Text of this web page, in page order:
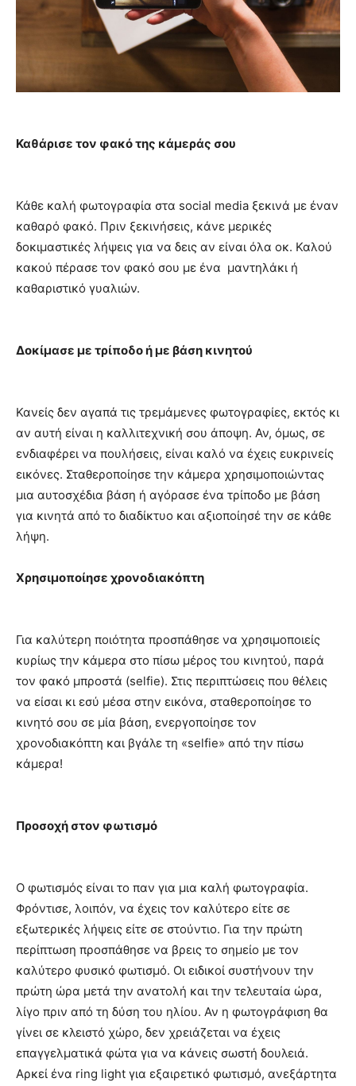
Καθάρισε τον φακό της κάμεράς σου
Κάθε καλή φωτογραφία στα social media ξεκινά με έναν
καθαρό φακό. Πριν ξεκινήσεις, κάνε μερικές
δοκιμαστικές λήψεις για να δεις αν είναι όλα οκ. Καλού
κακού πέρασε τον φακό σου με ένα μαντηλάκι ή
καθαριστικό γυαλιών.
Δοκίμασε με τρίποδο ή με βάση κινητού
Κανείς δεν αγαπά τις τρεμάμενες φωτογραφίες, εκτός κι
αν αυτή είναι η καλλιτεχνική σου άποψη. Αν, όμως, σε
ενδιαφέρει να πουλήσεις, είναι καλό να έχεις ευκρινείς
εικόνες. Σταθεροποίησε την κάμερα χρησιμοποιώντας
μια αυτοσχέδια βάση ή αγόρασε ένα τρίποδο με βάση
για κινητά από το διαδίκτυο και αξιοποίησέ την σε κάθε
λήψη.
Χρησιμοποίησε χρονοδιακόπτη
Για καλύτερη ποιότητα προσπάθησε να χρησιμοποιείς
κυρίως την κάμερα στο πίσω μέρος του κινητού, παρά
τον φακό μπροστά (selfie). Στις περιπτώσεις που θέλεις
να είσαι κι εσύ μέσα στην εικόνα, σταθεροποίησε το
κινητό σου σε μία βάση, ενεργοποίησε τον
χρονοδιακόπτη και βγάλε τη «selfie» από την πίσω
κάμερα!
Προσοχή στον φωτισμό
Ο φωτισμός είναι το παν για μια καλή φωτογραφία.
Φρόντισε, λοιπόν, να έχεις τον καλύτερο είτε σε
εξωτερικές λήψεις είτε σε στούντιο. Για την πρώτη
περίπτωση προσπάθησε να βρεις το σημείο με τον
καλύτερο φυσικό φωτισμό. Οι ειδικοί συστήνουν την
πρώτη ώρα μετά την ανατολή και την τελευταία ώρα,
λίγο πριν από τη δύση του ηλίου. Αν η φωτογράφιση θα
γίνει σε κλειστό χώρο, δεν χρειάζεται να έχεις
επαγγελματικά φώτα για να κάνεις σωστή δουλειά.
Αρκεί ένα ring light για εξαιρετικό φωτισμό, ανεξάρτητα